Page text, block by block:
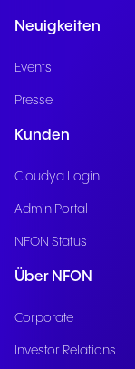
Neuigkeiten
Events
Presse
Kunden
Cloudya Login
Admin Portal
NFON Status
Über NFON
Corporate
Investor Relations